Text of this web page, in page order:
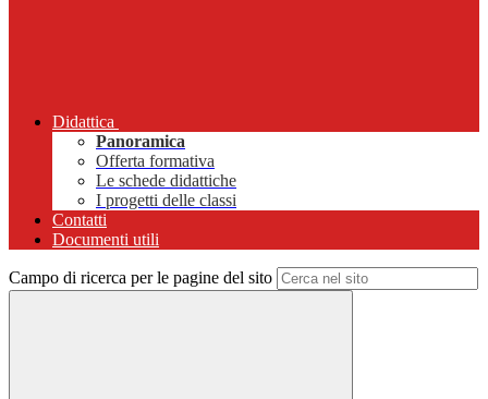
Didattica
Panoramica
Offerta formativa
Le schede didattiche
I progetti delle classi
Contatti
Documenti utili
Campo di ricerca per le pagine del sito